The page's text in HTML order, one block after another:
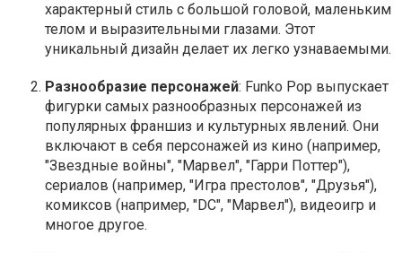
характерный стиль с большой головой, маленьким
телом и выразительными глазами. Этот
уникальный дизайн делает их легко узнаваемыми.
Разнообразие персонажей: Funko Pop выпускает
фигурки самых разнообразных персонажей из
популярных франшиз и культурных явлений. Они
включают в себя персонажей из кино (например,
"Звездные войны", "Марвел", "Гарри Поттер"),
сериалов (например, "Игра престолов", "Друзья"),
комиксов (например, "DC", "Марвел"), видеоигр и
многое другое.